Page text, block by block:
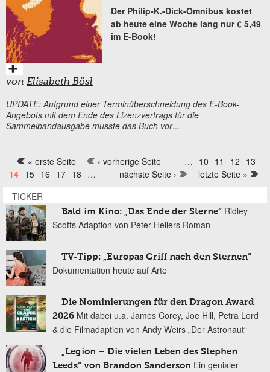
Der Philip-K.-Dick-Omnibus kostet
ab heute eine Woche lang nur € 5,49
im E-Book!
von Elisabeth Bösl
UPDATE: Aufgrund einer Terminüberschneidung des E-Book-
Angebots mit dem Ende des Lizenzvertrags für die
Sammelbandausgabe musste das Buch vor...
Seiten
« erste Seite ‹ vorherige Seite … 10 11 12 13
14 15 16 17 18 … nächste Seite ›
letzte Seite »
TICKER
Bald im Kino: „Das Ende der Sterne“ Ridley
Scotts Adaption von Peter Hellers Roman
TV-Tipp: „Europas Griff nach den Sternen“
Dokumentation heute auf Arte
Die Nominierungen für den Dragon Award
2026 Mit dabei u.a. James Corey, Joe Hill, Petra Lord
& die Filmadaption von Andy Weirs „Der Astronaut“
„Legion – Die vielen Leben des Stephen
Leeds“ von Brandon Sanderson Ein genialer